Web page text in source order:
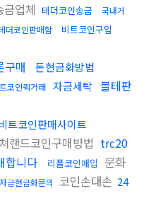
금업체 테더코인송금
국내거
더코인판매함 비트코인구입
구매 돈현금화방법
코인퀵거래 자금세탁 블테판
트코인판매사이트
랜드코인구매방법 trc20
합니다 리플코인매입
문화
금현금화문의 코인손대손 24